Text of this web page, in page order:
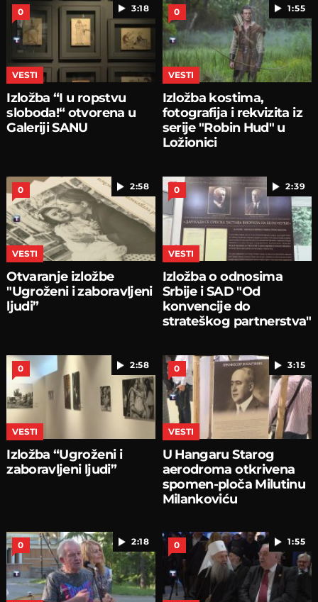
3:18
0
VESTI
Izložba “I u ropstvu
sloboda!“ otvorena u
Galeriji SANU
1:55
0
VESTI
Izložba kostima,
fotografija i rekvizita iz
serije "Robin Hud" u
Ložionici
2:58
0
VESTI
Otvaranje izložbe
"Ugroženi i zaboravljeni
ljudi”
2:39
0
VESTI
Izložba o odnosima
Srbije i SAD "Od
konvencije do
strateškog partnerstva"
2:58
0
VESTI
Izložba “Ugroženi i
zaboravljeni ljudi”
3:15
0
VESTI
U Hangaru Starog
aerodroma otkrivena
spomen-ploča Milutinu
Milankoviću
2:18
0 1:55
0